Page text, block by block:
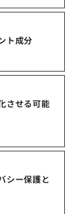
ト成分
させる可能
シー保護と